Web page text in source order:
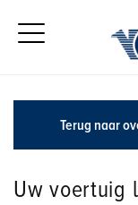
Terug naar
Uw voertuig